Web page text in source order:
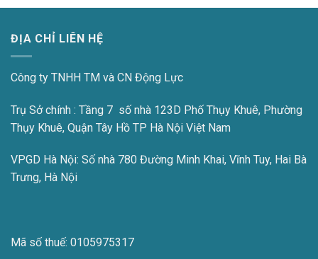
ĐỊA CHỈ LIÊN HỆ
Công ty TNHH TM và CN Động Lực
Trụ Sở chính : Tầng 7 số nhà 123D Phố Thụy Khuê, Phường
Thụy Khuê, Quận Tây Hồ TP Hà Nội Việt Nam
VPGD Hà Nội: Số nhà 780 Đường Minh Khai, Vĩnh Tuy, Hai Bà
Trưng, Hà Nội
Mã số thuế: 0105975317